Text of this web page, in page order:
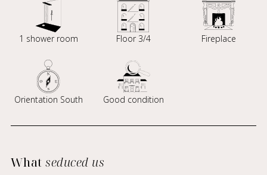
1 shower room Floor 3/4 Fireplace
Orientation South Good condition
Whatseduced us